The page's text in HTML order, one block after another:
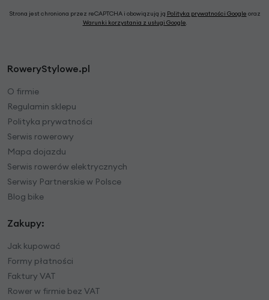
Strona jest chroniona przez reCAPTCHA i obowiązują ją Polityka prywatności Google oraz
Warunki korzystania z usługi Google.
RoweryStylowe.pl
O firmie
Regulamin sklepu
Polityka prywatności
Serwis rowerowy
Mapa dojazdu
Serwis rowerów elektrycznych
Serwisy Partnerskie w Polsce
Blog bike
Zakupy:
Jak kupować
Formy płatności
Faktury VAT
Rower w firmie bez VAT